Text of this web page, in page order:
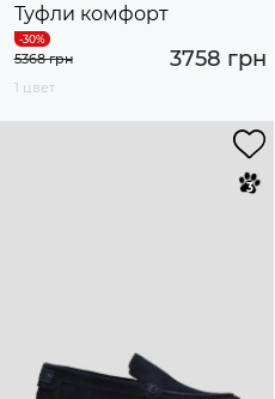
Туфли комфорт
3758 грн
5368 грн
1 цвет